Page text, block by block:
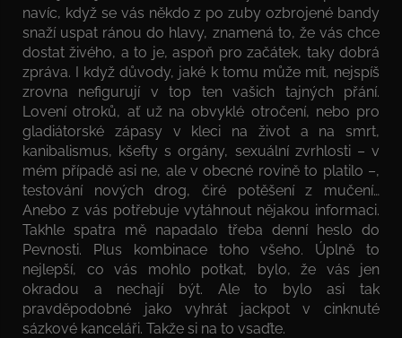
navíc, když se vás někdo z po zuby ozbrojené bandy
snaží uspat ránou do hlavy, znamená to, že vás chce
dostat živého, a to je, aspoň pro začátek, taky dobrá
zpráva. I když důvody, jaké k tomu může mít, nejspíš
zrovna nefigurují v top ten vašich tajných přání.
Lovení otroků, ať už na obvyklé otročení, nebo pro
gladiátorské zápasy v kleci na život a na smrt,
kanibalismus, kšefty s orgány, sexuální zvrhlosti – v
mém případě asi ne, ale v obecné rovině to platilo –,
testování nových drog, čiré potěšení z mučení…
Anebo z vás potřebuje vytáhnout nějakou informaci.
Takhle spatra mě napadalo třeba denní heslo do
Pevnosti. Plus kombinace toho všeho. Úplně to
nejlepší, co vás mohlo potkat, bylo, že vás jen
okradou a nechají být. Ale to bylo asi tak
pravděpodobné jako vyhrát jackpot v cinknuté
sázkové kanceláři. Takže si na to vsaďte.